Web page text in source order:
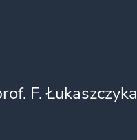
F. Łukaszczyka